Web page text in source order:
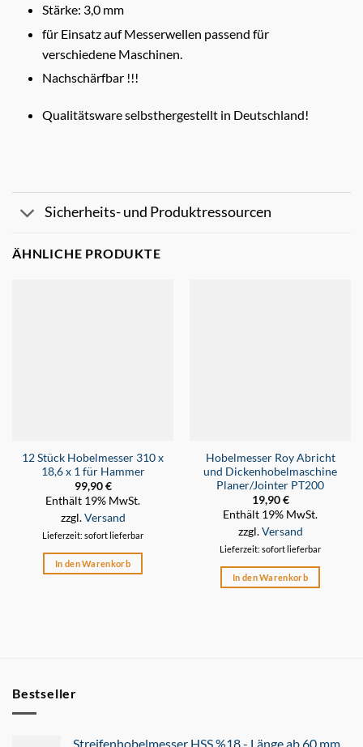
Stärke: 3,0 mm
für Einsatz auf Messerwellen passend für
verschiedene Maschinen.
Nachschärfbar !!!
Qualitätsware selbsthergestellt in Deutschland!
Sicherheits- und Produktressourcen
ÄHNLICHE PRODUKTE
12 Stück Hobelmesser 310 x
18,6 x 1 für Hammer
99,90€
Enthält 19% MwSt.
zzgl.Versand
Lieferzeit: sofort lieferbar
In den Warenkorb
Hobelmesser Roy Abricht
und Dickenhobelmaschine
Planer/Jointer PT200
19,90€
Enthält 19% MwSt.
zzgl.Versand
Lieferzeit: sofort lieferbar
In den Warenkorb
Bestseller
Streifenhobelmesser HSS %18 - Länge ab 60 mm